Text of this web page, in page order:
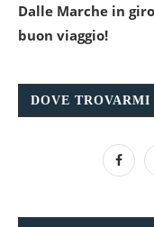
Dalle Marche in
buon viaggio!
DOVE TROVARMI